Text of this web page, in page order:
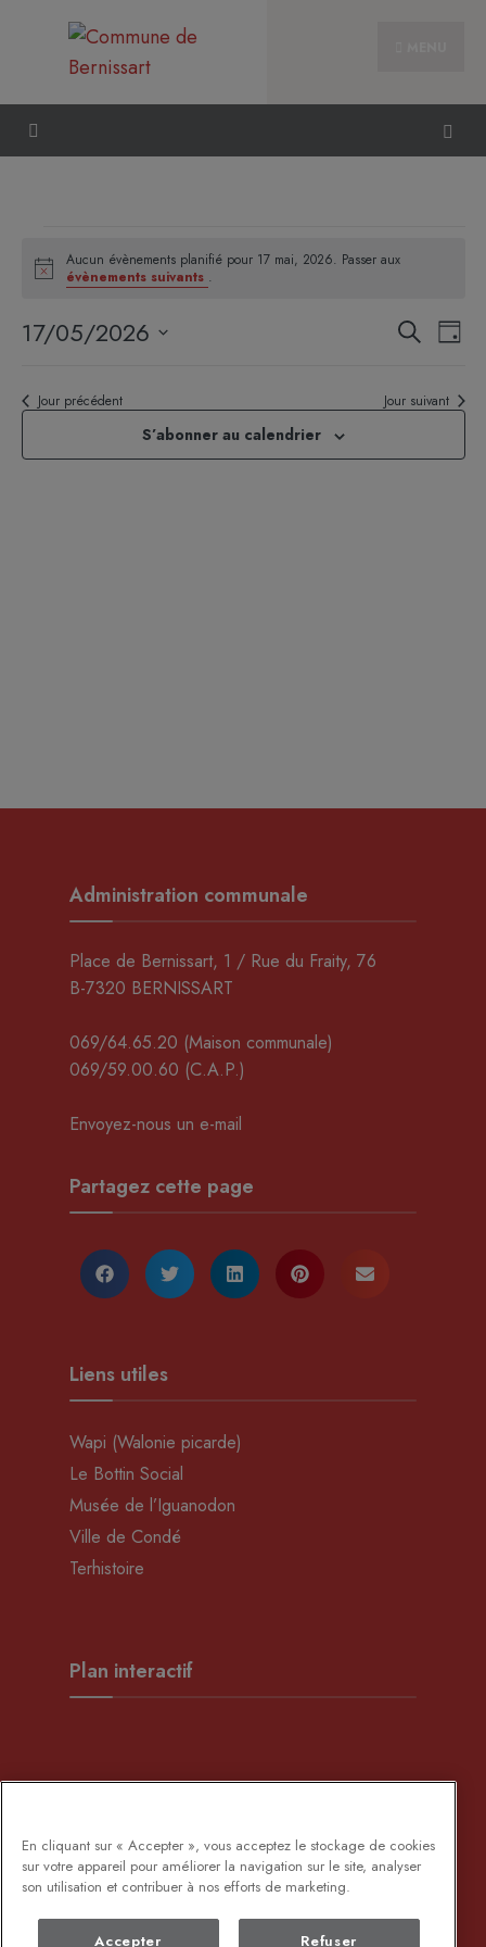
Notice
Aucun évènements planifié pour 17 mai, 2026. Passer aux
évènements suivants .
de
Recherche
Jour
17/05/2026
une
date.
Jour précédent Jour suivant
S’abonner au calendrier
Administration communale
Place de Bernissart, 1 / Rue du Fraity, 76
B-7320 BERNISSART
069/64.65.20 (Maison communale)
069/59.00.60 (C.A.P.)
Envoyez-nous un e-mail
Partagez cette page
Liens utiles
Wapi (Walonie picarde)
Le Bottin Social
Musée de l’Iguanodon
Ville de Condé
Terhistoire
Plan interactif
En cliquant sur « Accepter », vous acceptez le stockage de cookies
sur votre appareil pour améliorer la navigation sur le site, analyser
son utilisation et contribuer à nos efforts de marketing.
Accepter Refuser